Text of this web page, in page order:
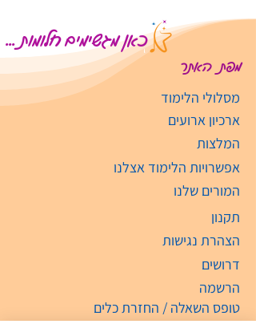
מפת האתר
כאן מגשימים חלומות ...
מסלולי הלימוד
ארכיון ארועים
המלצות
אפשרויות הלימוד אצלנו
המורים שלנו
תקנון
הצהרת נגישות
דרושים
הרשמה
טופס השאלה / החזרת כלים